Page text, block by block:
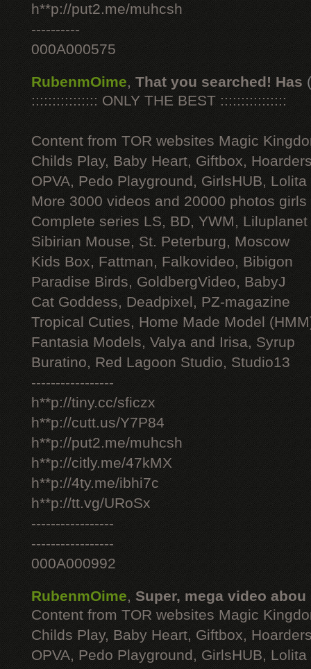
h**p://put2.me/muhcsh
----------
000A000575
RubenmOime, That you searched! Has
:::::::::::::::: ONLY THE BEST ::::::::::::::::
Content from TOR websites Magic
Childs Play, Baby Heart, Giftbox,
OPVA, Pedo Playground, GirlsHUB, Lolita
More 3000 videos and 20000 photos
Complete series LS, BD, YWM, Liluplanet
Sibirian Mouse, St. Peterburg, Moscow
Kids Box, Fattman, Falkovideo, Bibigon
Paradise Birds, GoldbergVideo, BabyJ
Cat Goddess, Deadpixel, PZ-magazine
Tropical Cuties, Home Made Model
Fantasia Models, Valya and Irisa, Syrup
Buratino, Red Lagoon Studio, Studio13
-----------------
h**p://tiny.cc/sficzx
h**p://cutt.us/Y7P84
h**p://put2.me/muhcsh
h**p://citly.me/47kMX
h**p://4ty.me/ibhi7c
h**p://tt.vg/URoSx
-----------------
-----------------
000A000992
RubenmOime, Super, mega video abou
Content from TOR websites Magic
Childs Play, Baby Heart, Giftbox,
OPVA, Pedo Playground, GirlsHUB, Lolita